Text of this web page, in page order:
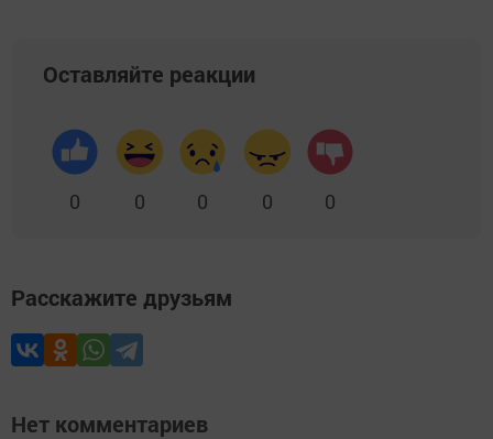
Оставляйте реакции
0 0 0 0 0
Расскажите друзьям
Нет комментариев